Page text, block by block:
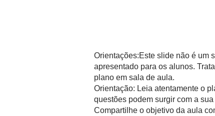
Orientações:Este slide não é um
apresentado para os alunos.
plano em sala de aula.
Orientação: Leia atentamente o
questões podem surgir com a
Compartilhe o objetivo da aula